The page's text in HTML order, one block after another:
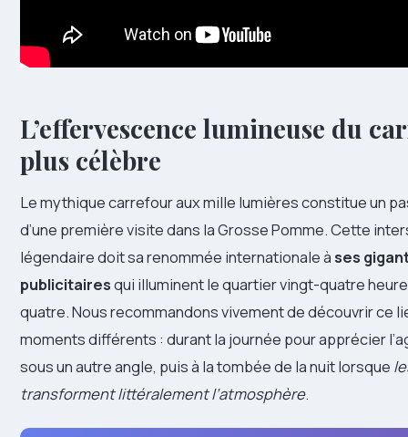
L’effervescence lumineuse du
plus célèbre
Le mythique carrefour aux mille lumières constitue un
d’une première visite dans la Grosse Pomme. Cette
légendaire doit sa renommée internationale àses
publicitairesqui illuminent le quartier vingt-quatre
quatre. Nous recommandons vivement de découvrir ce
moments différents : durant la journée pour apprécier
sous un autre angle, puis à la tombée de la nuit lorsque
transforment littéralement l’atmosphère.